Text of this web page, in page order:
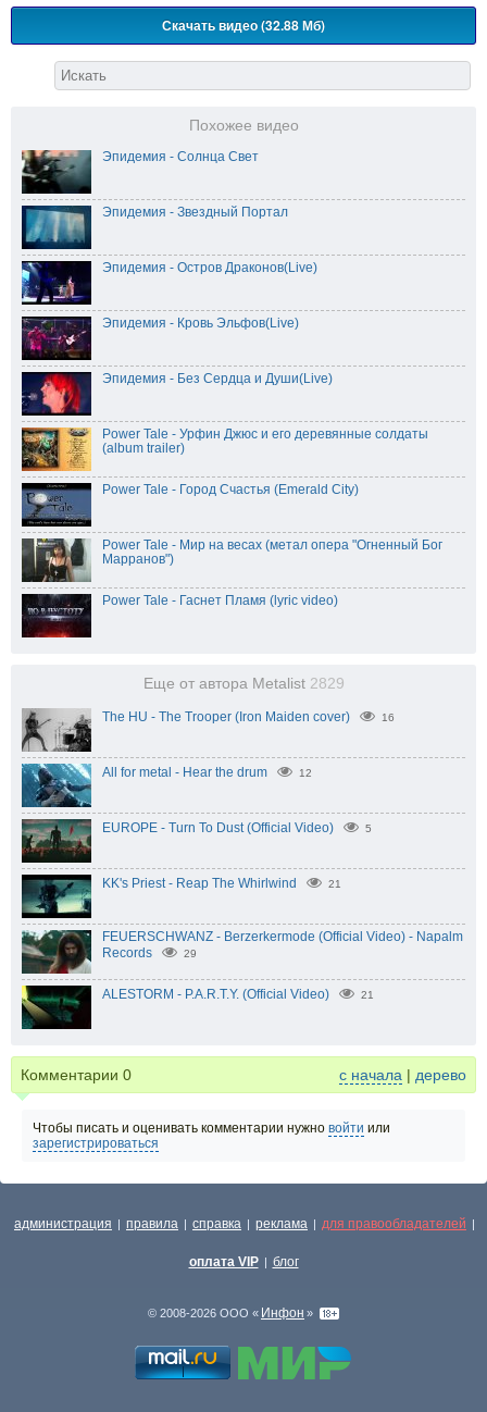
Скачать видео (32.88 Мб)
Похожее видео
Эпидемия - Солнца Свет
Эпидемия - Звездный Портал
Эпидемия - Остров Драконов(Live)
Эпидемия - Кровь Эльфов(Live)
Эпидемия - Без Сердца и Души(Live)
Power Tale - Урфин Джюс и его деревянные солдаты
(album trailer)
Power Tale - Город Счастья (Emerald City)
Power Tale - Мир на весах (метал опера "Огненный Бог
Марранов")
Power Tale - Гаснет Пламя (lyric video)
Еще от автора Metalist 2829
The HU - The Trooper (Iron Maiden cover) 16
All for metal - Hear the drum 12
EUROPE - Turn To Dust (Official Video) 5
KK's Priest - Reap The Whirlwind 21
FEUERSCHWANZ - Berzerkermode (Official Video) - Napalm
Records
29
ALESTORM - P.A.R.T.Y. (Official Video) 21
Комментарии 0 с начала | дерево
Чтобы писать и оценивать комментарии нужно войти или
зарегистрироваться
администрация | правила | справка | реклама | для правообладателей |
оплата VIP | блог
© 2008-2026 ООО « Инфон »